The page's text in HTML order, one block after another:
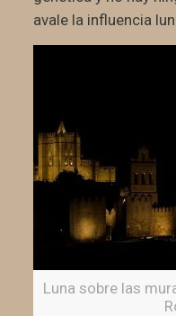
avale la influencia
Luna sobre las